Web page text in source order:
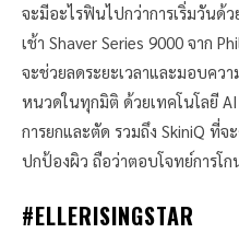
จะมีอะไรฟินไปกว่าการเริ่มวันด้
เช้า Shaver Series 9000 จาก
จะช่วยลดระยะเวลาและมอบคว
หนวดในทุกมิติ ด้วยเทคโนโลยี
การยกและตัด รวมถึง SkiniQ ที่
ปกป้องผิว ถือว่าตอบโจทย์การโ
#ELLERISINGSTAR